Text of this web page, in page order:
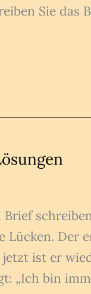
Sie das
Lücken. Der
jetzt ist er
„Ich bin